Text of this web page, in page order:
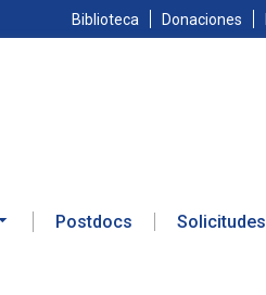
Biblioteca Donaciones
Postdocs Solicitudes